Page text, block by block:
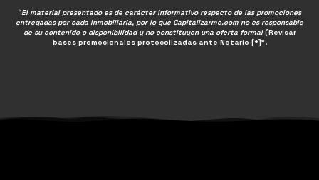
“El material presentado es de carácter informativo respecto de las promociones
entregadas por cada inmobiliaria, por lo que Capitalizarme.com no es responsable
de su contenido o disponibilidad y no constituyen una oferta formal (Revisar
bases promocionales protocolizadas ante Notario [*]”.